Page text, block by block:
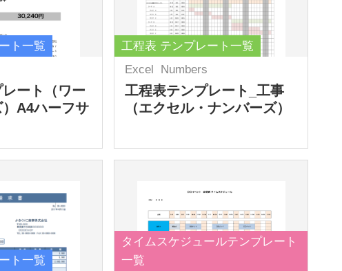
ト一覧
ート（ワー
）A4ハーフサ
工程表 テンプレート一覧
Excel
Numbers
工程表テンプレート_工事
（エクセル・ナンバーズ）
ト一覧
タイムスケジュールテンプレート
一覧